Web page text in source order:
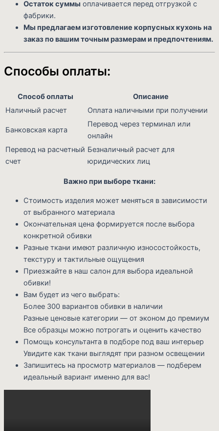
Остаток суммы оплачивается перед отгрузкой с
фабрики.
Мы предлагаем изготовление корпусных кухонь на
заказ по вашим точным размерам и предпочтениям.
Способы оплаты:
Способ оплаты
Описание
Наличный расчет
Оплата наличными при получении
Банковская карта
Перевод через терминал или
онлайн
Перевод на расчетный
счет
Безналичный расчет для
юридических лиц
Важно при выборе ткани:
Стоимость изделия может меняться в зависимости
от выбранного материала
Окончательная цена формируется после выбора
конкретной обивки
Разные ткани имеют различную износостойкость,
текстуру и тактильные ощущения
Приезжайте в наш салон для выбора идеальной
обивки!
Вам будет из чего выбрать:
Более 300 вариантов обивки в наличии
Разные ценовые категории — от эконом до премиум
Все образцы можно потрогать и оценить качество
Помощь консультанта в подборе под ваш интерьер
Увидите как ткани выглядят при разном освещении
Запишитесь на просмотр материалов — подберем
идеальный вариант именно для вас!